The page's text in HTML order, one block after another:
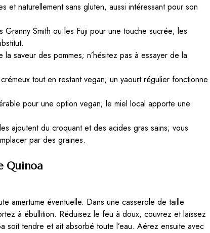
et naturellement sans gluten, aussi intéressant pour son
Smith ou les Fuji pour une touche sucrée; les
saveur des pommes; n’hésitez pas à essayer de la
tout en restant vegan; un yaourt régulier fonctionne
pour une option vegan; le miel local apporte une
ajoutent du croquant et des acides gras sains; vous
par des graines.
Quinoa
amertume éventuelle. Dans une casserole de taille
à ébullition. Réduisez le feu à doux, couvrez et laissez
soit tendre et ait absorbé toute l’eau. Aérez ensuite avec